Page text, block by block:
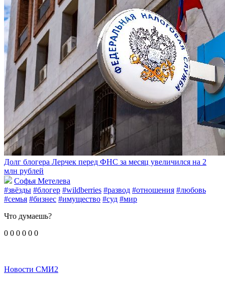
Долг блогера Лерчек перед ФНС за месяц увеличился на 2
млн рублей
Софья Метелева
#звёзды #блогер #wildberries #развод #отношения #любовь
#семья #бизнес #имущество #суд #мир
Что думаешь?
0 0 0 0 0 0
Новости СМИ2